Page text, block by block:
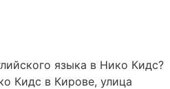
языка в Нико Кидс?
Кидс в Кирове, улица